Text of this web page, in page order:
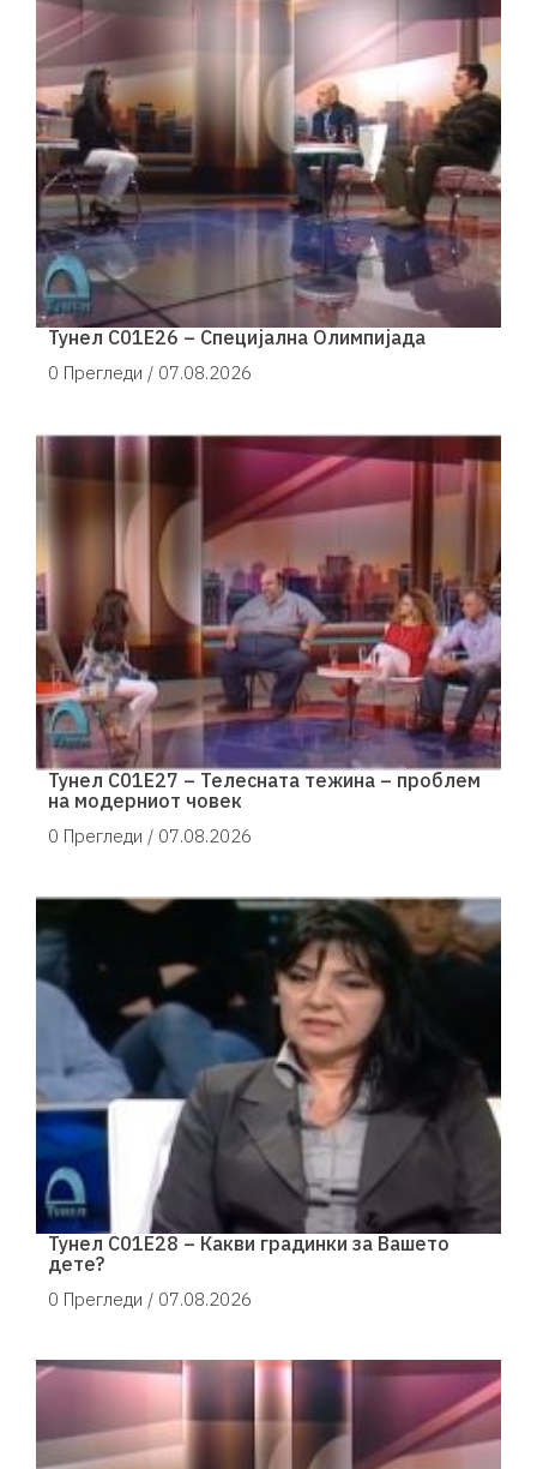
Тунел С01Е26 – Специјална Олимпијада
0 Прегледи / 07.08.2026
Тунел С01Е27 – Телесната тежина – проблем
на модерниот човек
0 Прегледи / 07.08.2026
Тунел С01Е28 – Какви градинки за Вашето
дете?
0 Прегледи / 07.08.2026